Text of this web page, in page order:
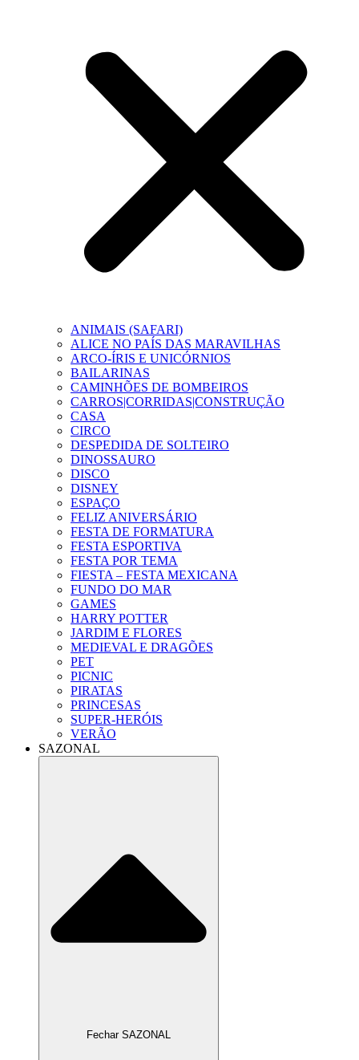
ANIMAIS (SAFARI)
ALICE NO PAÍS DAS MARAVILHAS
ARCO-ÍRIS E UNICÓRNIOS
BAILARINAS
CAMINHÕES DE BOMBEIROS
CARROS|CORRIDAS|CONSTRUÇÃO
CASA
CIRCO
DESPEDIDA DE SOLTEIRO
DINOSSAURO
DISCO
DISNEY
ESPAÇO
FELIZ ANIVERSÁRIO
FESTA DE FORMATURA
FESTA ESPORTIVA
FESTA POR TEMA
FIESTA – FESTA MEXICANA
FUNDO DO MAR
GAMES
HARRY POTTER
JARDIM E FLORES
MEDIEVAL E DRAGÕES
PET
PICNIC
PIRATAS
PRINCESAS
SUPER-HERÓIS
VERÃO
SAZONAL
Fechar SAZONAL